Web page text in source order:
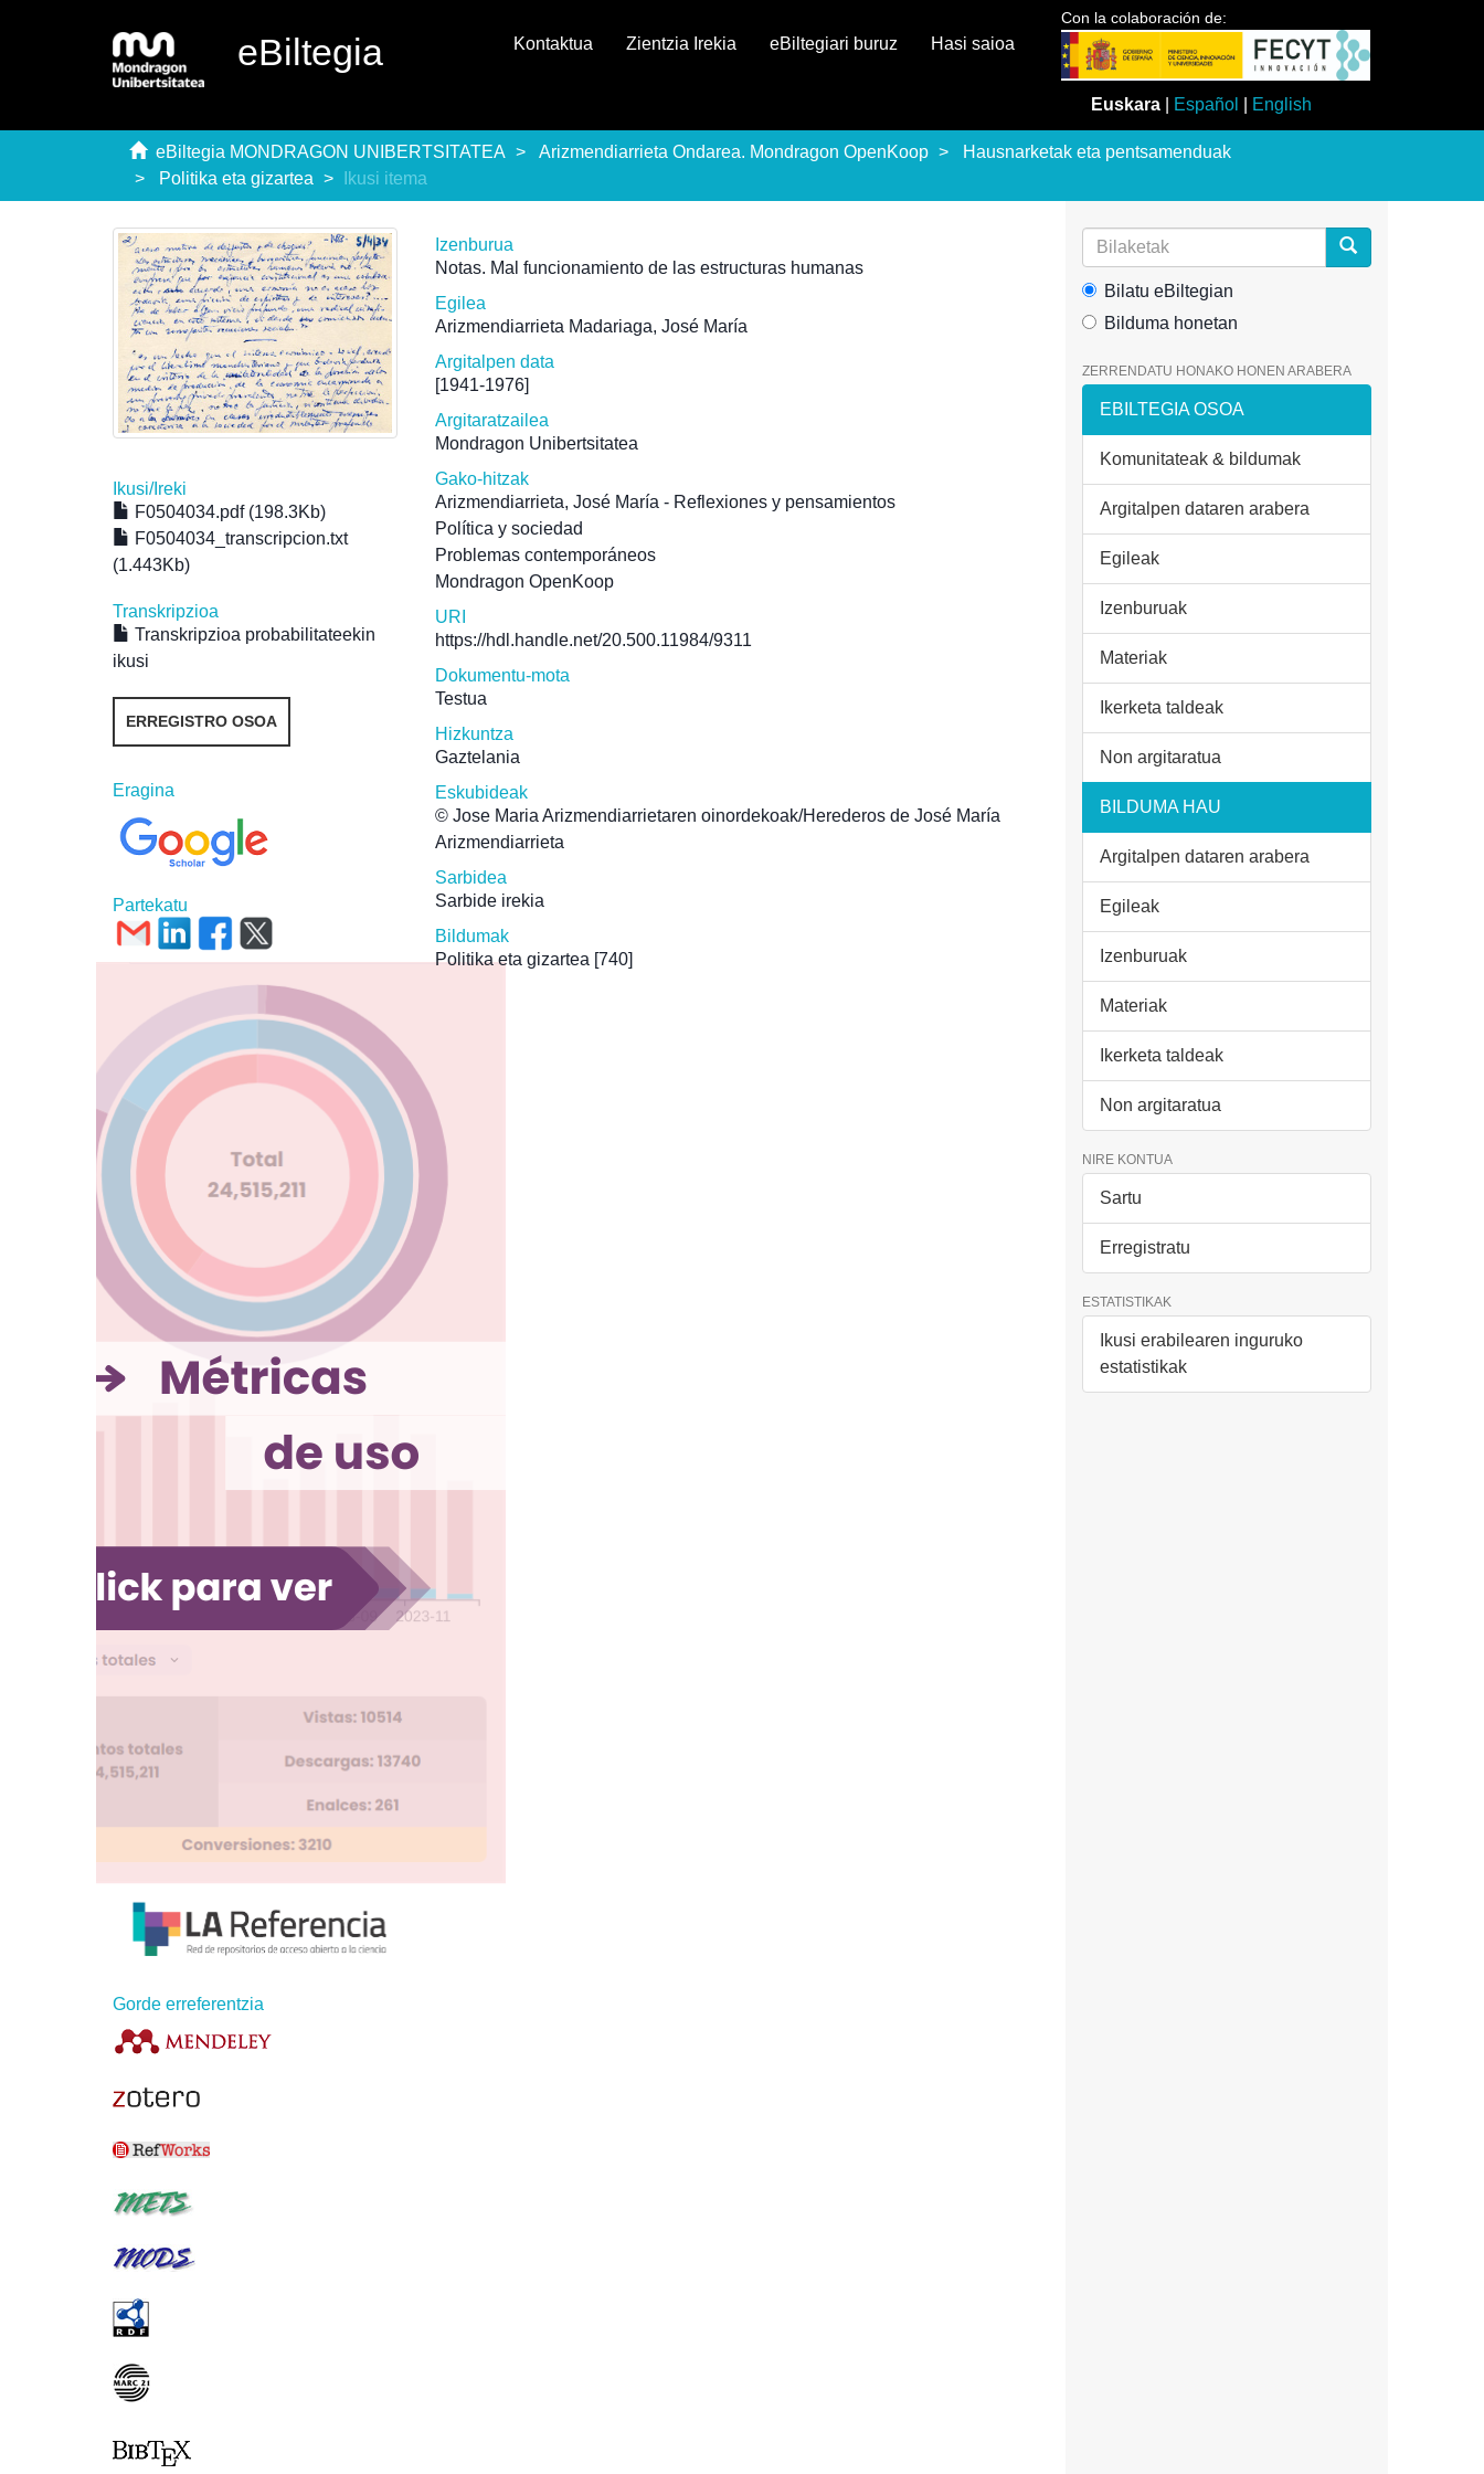
eBiltegia
Con la colaboración de:
Euskara Español English
Kontaktua Zientzia Irekia eBiltegiari buruz Hasi saioa
eBiltegia MONDRAGON UNIBERTSITATEA Arizmendiarrieta Ondarea. Mondragon OpenKoop
Hausnarketak eta pentsamenduak
Politika eta gizartea
Ikusi itema
Ikusi/Ireki
F0504034.pdf (198.3Kb)
F0504034_transcripcion.txt
(1.443Kb)
Transkripzioa
Transkripzioa probabilitateekin
ikusi
ERREGISTRO OSOA
Eragina
Partekatu
Gorde erreferentzia
Izenburua
Notas. Mal funcionamiento de las estructuras humanas
Egilea
Arizmendiarrieta Madariaga, José María
Argitalpen data
[1941-1976]
Argitaratzailea
Mondragon Unibertsitatea
Gako-hitzak
Arizmendiarrieta, José María - Reflexiones y pensamientos
Política y sociedad
Problemas contemporáneos
Mondragon OpenKoop
URI
https://hdl.handle.net/20.500.11984/9311
Dokumentu-mota
Testua
Hizkuntza
Gaztelania
Eskubideak
© Jose Maria Arizmendiarrietaren oinordekoak/Herederos de José María
Arizmendiarrieta
Sarbidea
Sarbide irekia
Bildumak
Politika eta gizartea [740]
Bilatu eBiltegian
Bilduma honetan
ZERRENDATU HONAKO HONEN ARABERA
EBILTEGIA OSOA
Komunitateak & bildumak
Argitalpen dataren arabera
Egileak
Izenburuak
Materiak
Ikerketa taldeak
Non argitaratua
BILDUMA HAU
Argitalpen dataren arabera
Egileak
Izenburuak
Materiak
Ikerketa taldeak
Non argitaratua
NIRE KONTUA
Sartu
Erregistratu
ESTATISTIKAK
Ikusi erabilearen inguruko
estatistikak